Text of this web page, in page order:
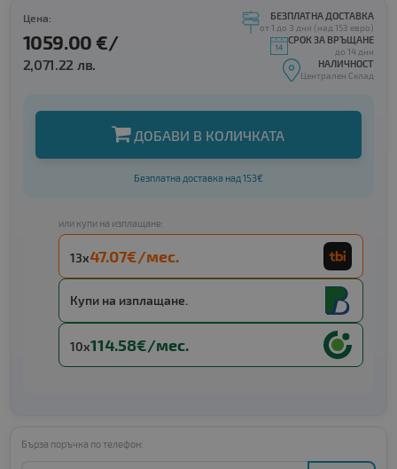
Цена:
1059.00 €/
2,071.22 лв.
БЕЗПЛАТНА ДОСТАВКА
от 1 до 3 дни (над 153 евро)
СРОК ЗА ВРЪЩАНЕ
до 14 дни
НАЛИЧНОСТ
Централен Склад
ДОБАВИ В КОЛИЧКАТА
Безплатна доставка над 153€
или купи на изплащане:
13x47.07€/мес.
Купи на изплащане.
10x114.58€/мес.
Бърза поръчка по телефон: